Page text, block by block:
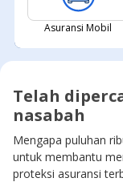
Asuransi Mobil
Telah
nasabah
Mengapa puluhan
untuk membantu
proteksi asuransi